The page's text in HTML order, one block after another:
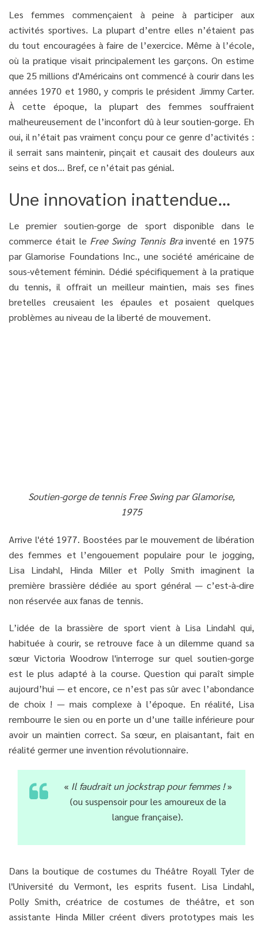
Les femmes commençaient à peine à participer aux
activités sportives. La plupart d’entre elles n’étaient pas
du tout encouragées à faire de l’exercice. Même à l’école,
où la pratique visait principalement les garçons. On estime
que 25 millions d'Américains ont commencé à courir dans les
années 1970 et 1980, y compris le président Jimmy Carter.
À cette époque, la plupart des femmes souffraient
malheureusement de l’inconfort dû à leur soutien-gorge. Eh
oui, il n’était pas vraiment conçu pour ce genre d’activités :
il serrait sans maintenir, pinçait et causait des douleurs aux
seins et dos… Bref, ce n’était pas génial.
Une innovation inattendue…
Le premier soutien-gorge de sport disponible dans le
commerce était le Free Swing Tennis Brainventé en 1975
par Glamorise Foundations Inc., une société américaine de
sous-vêtement féminin. Dédié spécifiquement à la pratique
du tennis, il offrait un meilleur maintien, mais ses fines
bretelles creusaient les épaules et posaient quelques
problèmes au niveau de la liberté de mouvement.
Soutien-gorge de tennis Free Swing par Glamorise,
1975
Arrive l'été 1977. Boostées par le mouvement de libération
des femmes et l’engouement populaire pour le jogging,
Lisa Lindahl, Hinda Miller et Polly Smith imaginent la
première brassière dédiée au sport général — c’est-à-dire
non réservée aux fanas de tennis.
L’idée de la brassière de sport vient à Lisa Lindahl qui,
habituée à courir, se retrouve face à un dilemme quand sa
sœur Victoria Woodrow l'interroge sur quel soutien-gorge
est le plus adapté à la course. Question qui paraît simple
aujourd’hui — et encore, ce n’est pas sûr avec l’abondance
de choix ! — mais complexe à l’époque. En réalité, Lisa
rembourre le sien ou en porte un d’une taille inférieure pour
avoir un maintien correct. Sa sœur, en plaisantant, fait en
réalité germer une invention révolutionnaire.
« Il faudrait un jockstrap pour femmes !»
(ou suspensoir pour les amoureux de la
langue française).
Dans la boutique de costumes du Théâtre Royall Tyler de
l'Université du Vermont, les esprits fusent. Lisa Lindahl,
Polly Smith, créatrice de costumes de théâtre, et son
assistante Hinda Miller créent divers prototypes mais les